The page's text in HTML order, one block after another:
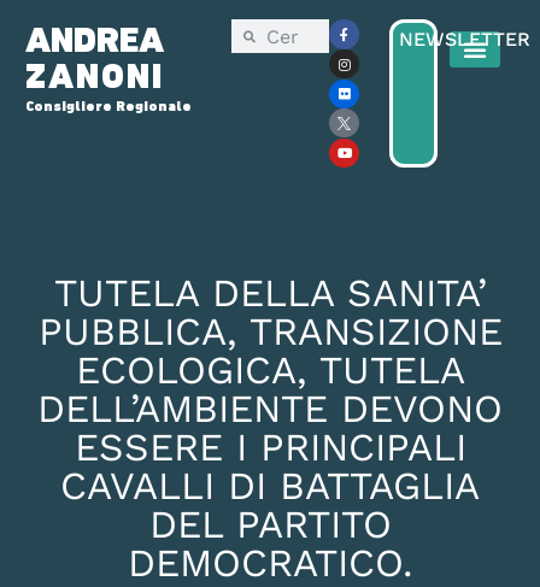
ANDREA
ZANONI
Consigliere Regionale
NEWSLETTER
TUTELA DELLA SANITA’
PUBBLICA, TRANSIZIONE
ECOLOGICA, TUTELA
DELL’AMBIENTE DEVONO
ESSERE I PRINCIPALI
CAVALLI DI BATTAGLIA
DEL PARTITO
DEMOCRATICO.